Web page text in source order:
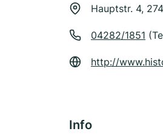
Hauptstr. 4,
04282/1851
http://
Info